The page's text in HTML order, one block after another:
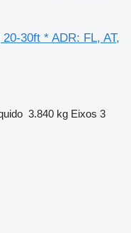
30ft * ADR: FL, AT,
3.840 kg Eixos 3